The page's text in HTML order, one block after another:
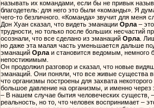
называть их командами, если бы не привык
благодетель: для него это были «команды». Я
чего-то безличного. «Команда» звучит для меня
Дон Хуан сказал, что видеть эманации Орла–
трудности, но только после больших несчастий
осознали, что все сделано из эманаций Орла.
но даже эта малая часть уменьшается дальше
эманаций Орлаи становится ведомым, немного
непостижимым.
Он продолжил разговор и сказал, что новые
эманаций. Они поняли, что все живые существа
что организмы построены для захвата
большое давление на организмы, и именно
– В нашем случае бытия человеческих существ,
реальность, но то, что человек воспринимает –